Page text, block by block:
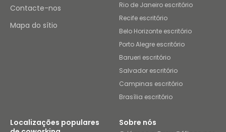
Contacte-nos
Mapa do sítio
Rio de Janeiro escritório
Recife escritório
Belo Horizonte escritório
Porto Alegre escritório
Barueri escritório
Salvador escritório
Campinas escritório
Brasília escritório
Localizações populares
Sobre nós